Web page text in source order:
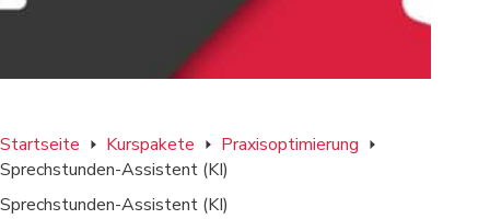
Startseite Kurspakete
Praxisoptimierung
Sprechstunden-Assistent (KI)
Sprechstunden-Assistent (KI)